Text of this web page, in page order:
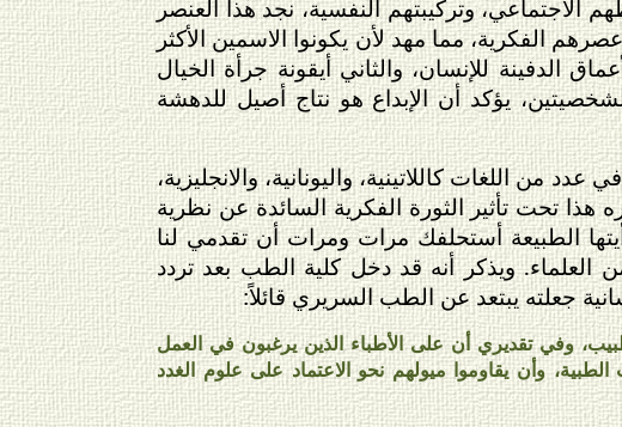
الاجتماعي، وتركيبتهم النفسية، نجد هذا العنصر
الفكرية، مما مهد لأن يكونوا الاسمين الأكثر
الدفينة للإنسان، والثاني أيقونة جرأة الخيال
يؤكد أن الإبداع هو نتاج أصيل للدهشة
من اللغات كاللاتينية، واليونانية، والانجليزية،
هذا تحت تأثير الثورة الفكرية السائدة عن نظرية
الطبيعة أستحلفك مرات ومرات أن تقدمي لنا
ويذكر أنه قد دخل كلية الطب بعد تردد
جعلته يبتعد عن الطب السريري قائلاً:
وفي تقديري أن على الأطباء الذين يرغبون في العمل
وأن يقاوموا ميولهم نحو الاعتماد على علوم الغدد